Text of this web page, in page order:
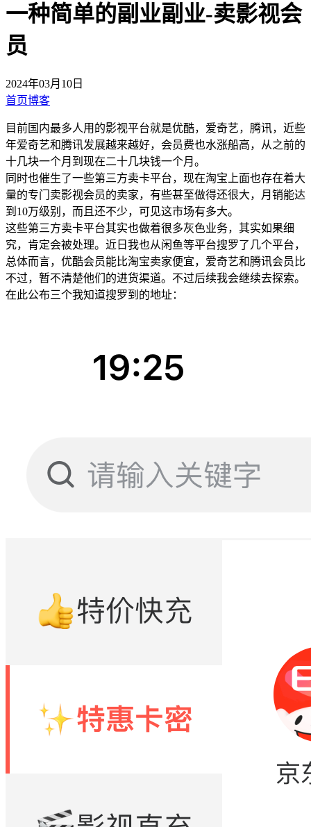
一种简单的副业副业-卖影视会
员
2024年03月10日
首页博客
目前国内最多人用的影视平台就是优酷，爱奇艺，腾讯，近些
年爱奇艺和腾讯发展越来越好，会员费也水涨船高，从之前的
十几块一个月到现在二十几块钱一个月。
同时也催生了一些第三方卖卡平台，现在淘宝上面也存在着大
量的专门卖影视会员的卖家，有些甚至做得还很大，月销能达
到10万级别，而且还不少，可见这市场有多大。
这些第三方卖卡平台其实也做着很多灰色业务，其实如果细
究，肯定会被处理。近日我也从闲鱼等平台搜罗了几个平台，
总体而言，优酷会员能比淘宝卖家便宜，爱奇艺和腾讯会员比
不过，暂不清楚他们的进货渠道。不过后续我会继续去探索。
在此公布三个我知道搜罗到的地址：